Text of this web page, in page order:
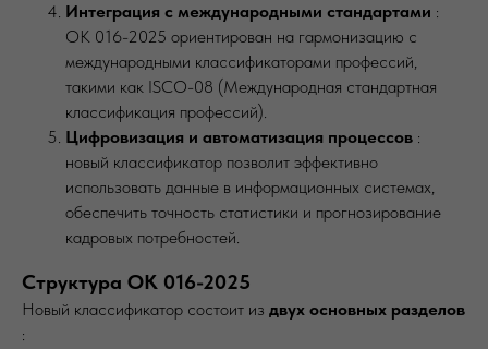
Интеграция с международными стандартами :
ОК 016-2025 ориентирован на гармонизацию с
международными классификаторами профессий,
такими как ISCO-08 (Международная стандартная
классификация профессий).
Цифровизация и автоматизация процессов :
новый классификатор позволит эффективно
использовать данные в информационных системах,
обеспечить точность статистики и прогнозирование
кадровых потребностей.
Структура ОК 016-2025
Новый классификатор состоит из двух основных разделов
: